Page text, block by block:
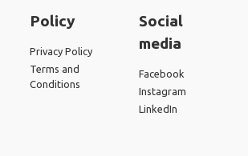
Policy
Privacy Policy
Terms and
Conditions
Social
media
Facebook
Instagram
LinkedIn